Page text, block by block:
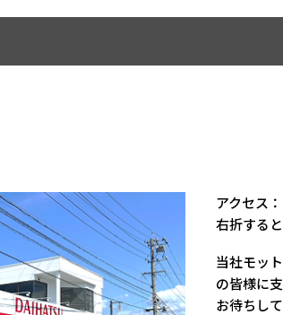
アクセス
右折する
当社モッ
の皆様に
お待ちし